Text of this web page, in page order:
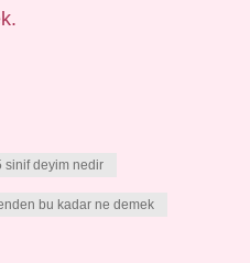
sinif deyim nedir
bu kadar ne demek